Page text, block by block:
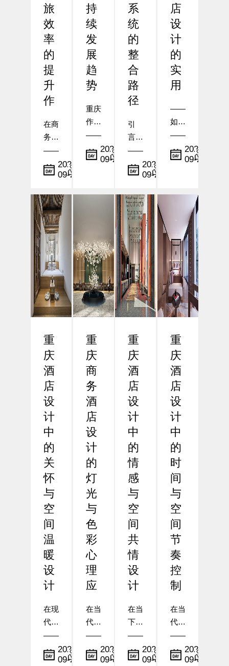
旅
效
率
的
提
升
作
在商
务出
行需
求日
益增
背景
下，
差旅
效率
已成
为企
业和
商务
人士
关注
心议
题。
重
庆...
2025-
09-24
持
续
发
展
趋
势
重庆
作为
中国
西南
地区
商务
酒店
行业
的发
展中
展现
劲的
增
长...
2025-
09-23
系
统
的
整
合
路
径
引
言：
从传
统到
智
酒店
设计
的数
字化
革命
在数
字化
浪潮
席卷
全球
天，
酒店
设计
正
经...
2025-
09-23
店
设
计
的
实
用
——
如何
在布
局与
设施
人性
化设
计
一、
引
言：
功能
导向
的必
要性
在
现...
2025-
09-22
重
庆
酒
店
设
计
中
的
关
怀
与
空
间
温
暖
设
计
在现
代酒
店设
计
中，
2025-
09-22
小
编
重
庆
商
务
酒
店
设
计
的
灯
光
与
色
彩
心
理
应
在当
代酒
店设
计
中，
2025-
09-06
小
编
重
庆
酒
店
设
计
中
的
情
感
与
空
间
共
情
设
计
在当
下的
酒店
设计
行业
2025-
09-06
小
编
重
庆
酒
店
设
计
中
的
时
间
与
空
间
节
奏
控
制
在当
代酒
店设
计
中，
2025-
09-05